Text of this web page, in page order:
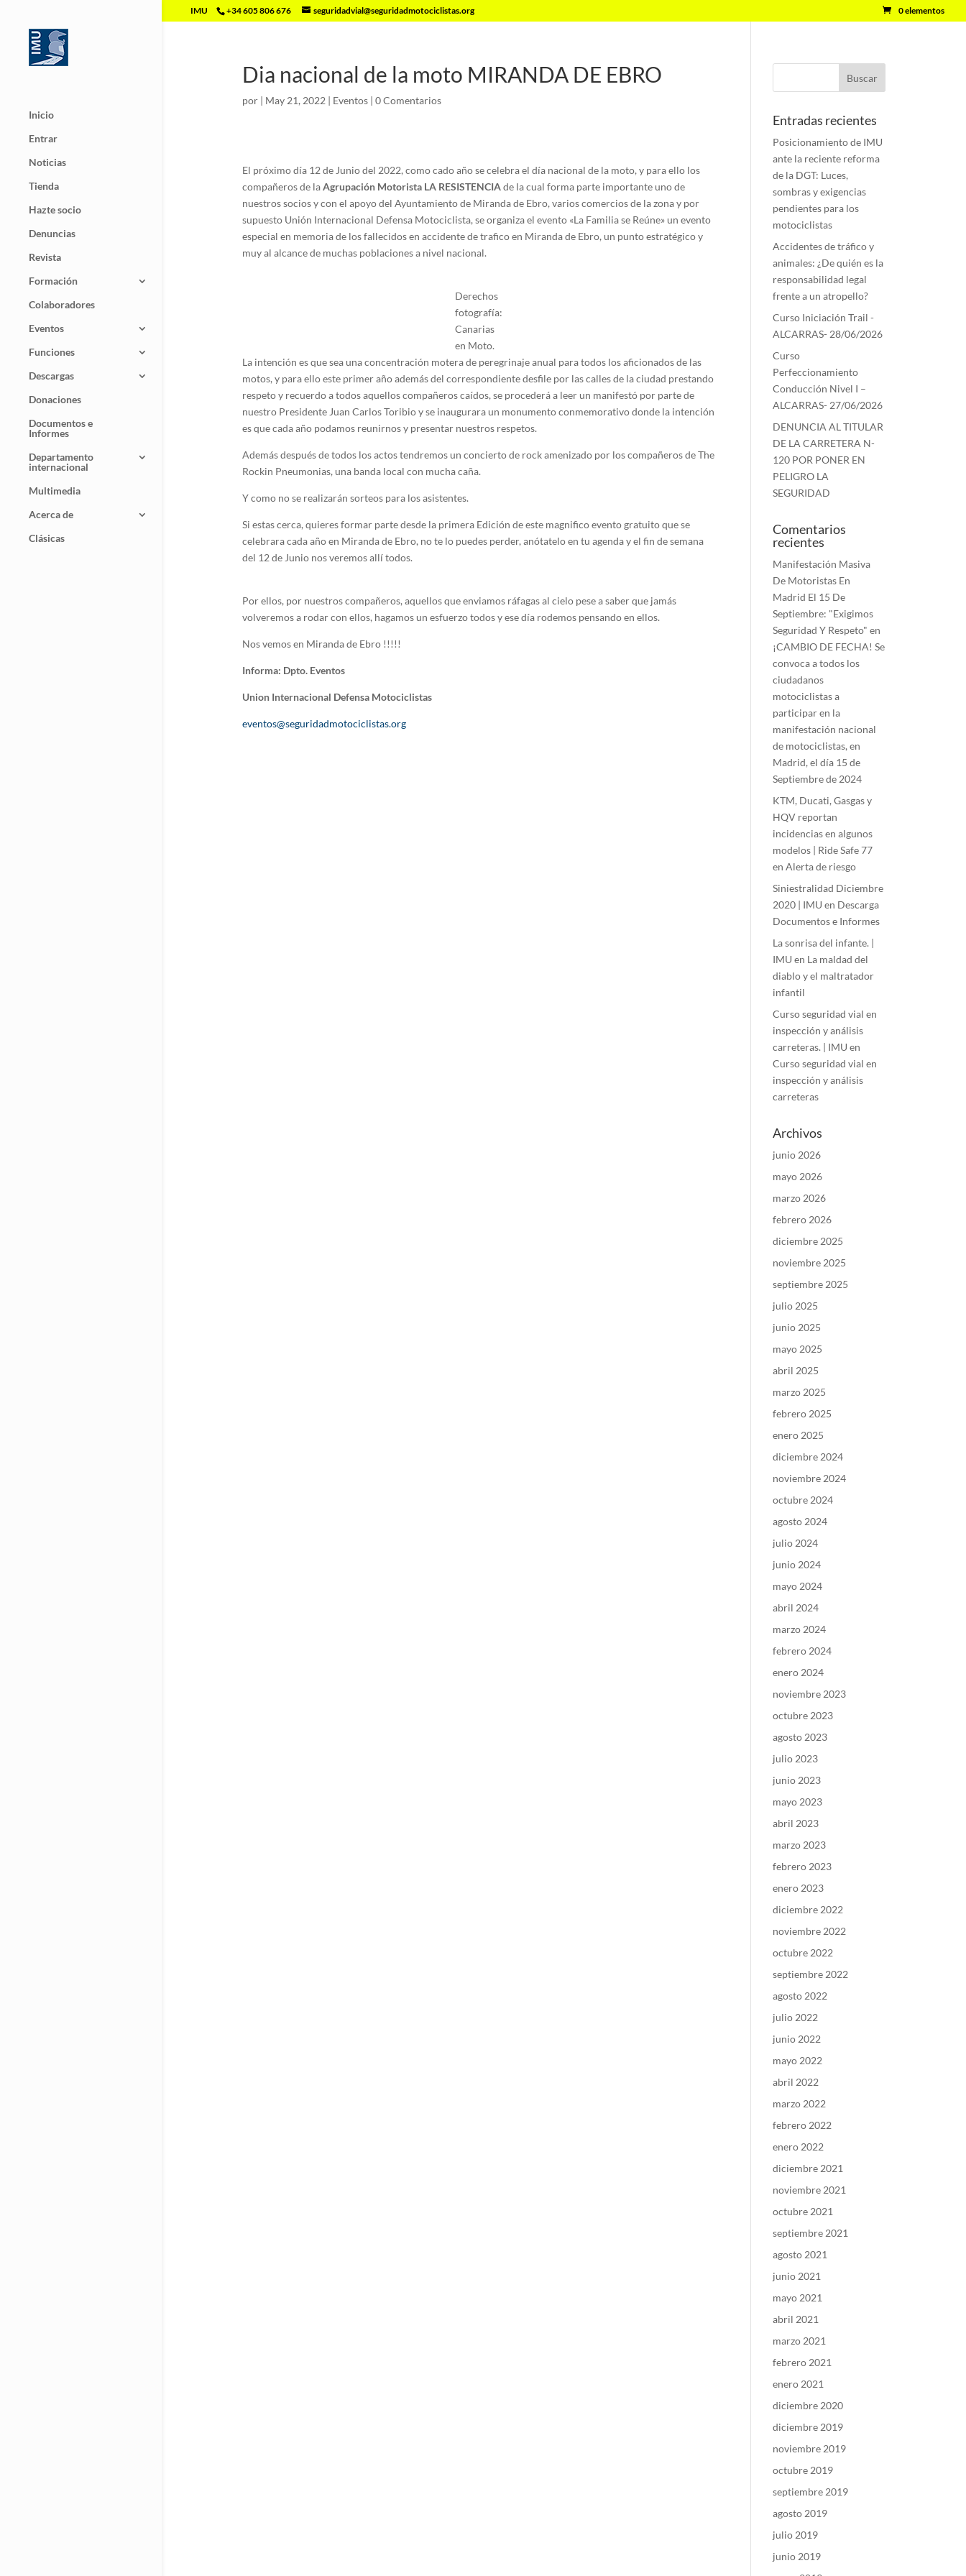
IMU +34 605 806 676 seguridadvial@seguridadmotociclistas.org 0 elementos
Inicio
Entrar
Noticias
Tienda
Hazte socio
Denuncias
Revista
Formación
Colaboradores
Eventos
Funciones
Descargas
Donaciones
Documentos e
Informes
Departamento
internacional
Multimedia
Acerca de
Clásicas
Dia nacional de la moto MIRANDA DE EBRO
por | May 21, 2022 | Eventos| 0 Comentarios
El próximo día 12 de Junio del 2022, como cado año se celebra el día nacional de la moto, y para ello los
compañeros de laAgrupación Motorista LA RESISTENCIAde la cual forma parte importante uno de
nuestros socios y con el apoyo del Ayuntamiento de Miranda de Ebro, varios comercios de la zona y por
supuesto Unión Internacional Defensa Motociclista, se organiza el evento «La Familia se Reúne» un evento
especial en memoria de los fallecidos en accidente de trafico en Miranda de Ebro, un punto estratégico y
muy al alcance de muchas poblaciones a nivel nacional.
Derechos
fotografía:
Canarias
en Moto.
La intención es que sea una concentración motera de peregrinaje anual para todos los aficionados de las
motos, y para ello este primer año además del correspondiente desfile por las calles de la ciudad prestando
respeto y recuerdo a todos aquellos compañeros caídos, se procederá a leer un manifestó por parte de
nuestro Presidente Juan Carlos Toribio y se inaugurara un monumento conmemorativo donde la intención
es que cada año podamos reunirnos y presentar nuestros respetos.
Además después de todos los actos tendremos un concierto de rock amenizado por los compañeros de The
Rockin Pneumonias, una banda local con mucha caña.
Y como no se realizarán sorteos para los asistentes.
Si estas cerca, quieres formar parte desde la primera Edición de este magnifico evento gratuito que se
celebrara cada año en Miranda de Ebro, no te lo puedes perder, anótatelo en tu agenda y el fin de semana
del 12 de Junio nos veremos allí todos.
Por ellos, por nuestros compañeros, aquellos que enviamos ráfagas al cielo pese a saber que jamás
volveremos a rodar con ellos, hagamos un esfuerzo todos y ese día rodemos pensando en ellos.
Nos vemos en Miranda de Ebro !!!!!
Informa: Dpto. Eventos
Union Internacional Defensa Motociclistas
eventos@seguridadmotociclistas.org
Entradas recientes
Posicionamiento de IMU
ante la reciente reforma
de la DGT: Luces,
sombras y exigencias
pendientes para los
motociclistas
Accidentes de tráfico y
animales: ¿De quién es la
responsabilidad legal
frente a un atropello?
Curso Iniciación Trail -
ALCARRAS- 28/06/2026
Curso
Perfeccionamiento
Conducción Nivel I –
ALCARRAS- 27/06/2026
DENUNCIA AL TITULAR
DE LA CARRETERA N-
120 POR PONER EN
PELIGRO LA
SEGURIDAD
Comentarios
recientes
Manifestación Masiva
De Motoristas En
Madrid El 15 De
Septiembre: "Exigimos
Seguridad Y Respeto" en
¡CAMBIO DE FECHA! Se
convoca a todos los
ciudadanos
motociclistas a
participar en la
manifestación nacional
de motociclistas, en
Madrid, el día 15 de
Septiembre de 2024
KTM, Ducati, Gasgas y
HQV reportan
incidencias en algunos
modelos | Ride Safe 77
enAlerta de riesgo
Siniestralidad Diciembre
2020 | IMU en Descarga
Documentos e Informes
La sonrisa del infante. |
IMU en La maldad del
diablo y el maltratador
infantil
Curso seguridad vial en
inspección y análisis
carreteras. | IMU en
Curso seguridad vial en
inspección y análisis
carreteras
Archivos
junio 2026
mayo 2026
marzo 2026
febrero 2026
diciembre 2025
noviembre 2025
septiembre 2025
julio 2025
junio 2025
mayo 2025
abril 2025
marzo 2025
febrero 2025
enero 2025
diciembre 2024
noviembre 2024
octubre 2024
agosto 2024
julio 2024
junio 2024
mayo 2024
abril 2024
marzo 2024
febrero 2024
enero 2024
noviembre 2023
octubre 2023
agosto 2023
julio 2023
junio 2023
mayo 2023
abril 2023
marzo 2023
febrero 2023
enero 2023
diciembre 2022
noviembre 2022
octubre 2022
septiembre 2022
agosto 2022
julio 2022
junio 2022
mayo 2022
abril 2022
marzo 2022
febrero 2022
enero 2022
diciembre 2021
noviembre 2021
octubre 2021
septiembre 2021
agosto 2021
junio 2021
mayo 2021
abril 2021
marzo 2021
febrero 2021
enero 2021
diciembre 2020
diciembre 2019
noviembre 2019
octubre 2019
septiembre 2019
agosto 2019
julio 2019
junio 2019